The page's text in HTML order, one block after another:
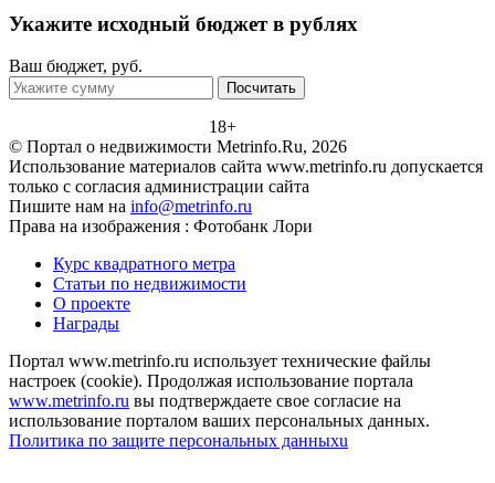
Укажите исходный бюджет в рублях
Ваш бюджет, руб.
Посчитать
18+
© Портал о недвижимости Metrinfo.Ru, 2026
Использование материалов сайта www.metrinfo.ru допускается
только с согласия администрации сайта
Пишите нам на info@metrinfo.ru
Права на изображения : Фотобанк Лори
Курс квадратного метра
Статьи по недвижимости
О проекте
Награды
Портал www.metrinfo.ru использует технические файлы
настроек (cookie). Продолжая использование портала
www.metrinfo.ru вы подтверждаете свое согласие на
использование порталом ваших персональных данных.
Политика по защите персональных данныхu